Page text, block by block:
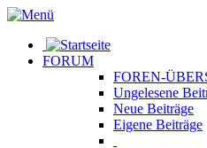
FORUM
FOREN-
Ungelesene
Neue Beiträge
Eigene Beiträge